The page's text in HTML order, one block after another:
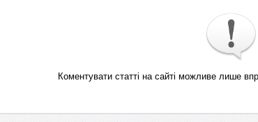
Коментувати статті на сайті можливе лише